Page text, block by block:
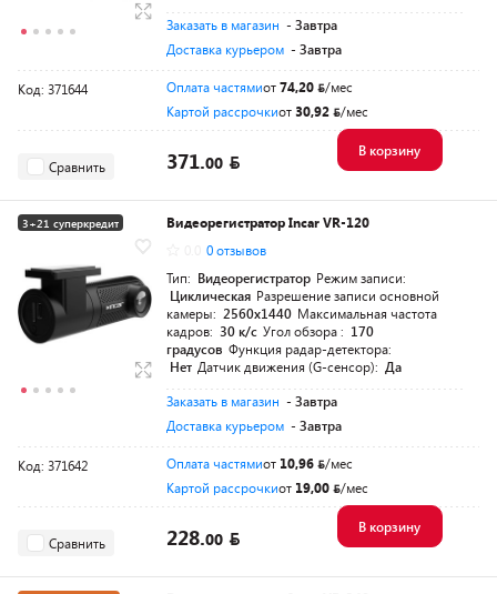
Заказать в магазин - Завтра
Доставка курьером - Завтра
Код: 371644 Оплата частямиот74,20
/мес
Картой рассрочкиот30,92 /мес
Сравнить 371.00
В корзину
3+21 суперкредит
Видеорегистратор Incar VR-120
0 отзывов
Тип: Видеорегистратор Режим записи:
Циклическая Разрешение записи основной
камеры: 2560x1440 Максимальная частота
кадров: 30 к/с Угол обзора : 170
градусов Функция радар-детектора:
Нет Датчик движения (G-сенсор): Да
Заказать в магазин - Завтра
Доставка курьером - Завтра
Код: 371642 Оплата частямиот 10,96
/мес
Картой рассрочкиот 19,00 /мес
Сравнить 228.00
В корзину